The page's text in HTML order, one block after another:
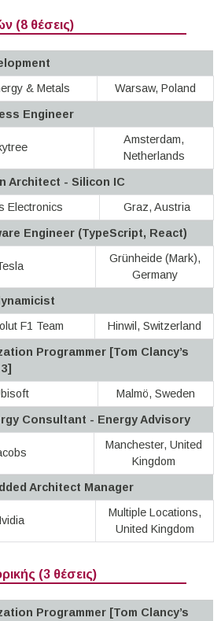
(8 θέσεις)
& Metals
Warsaw, Poland
Engineer
Amsterdam,
Netherlands
Architect - Silicon IC
Electronics
Graz, Austria
Engineer (TypeScript, React)
Grünheide (Mark),
Germany
F1 Team
Hinwil, Switzerland
Programmer [Tom Clancy’s
Malmö, Sweden
Consultant - Energy Advisory
Manchester, United
Kingdom
Architect Manager
Multiple Locations,
United Kingdom
(3 θέσεις)
Programmer [Tom Clancy’s